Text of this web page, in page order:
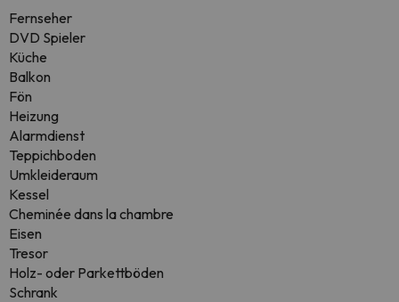
Fernseher
DVD Spieler
Küche
Balkon
Fön
Heizung
Alarmdienst
Teppichboden
Umkleideraum
Kessel
Cheminée dans la chambre
Eisen
Tresor
Holz- oder Parkettböden
Schrank